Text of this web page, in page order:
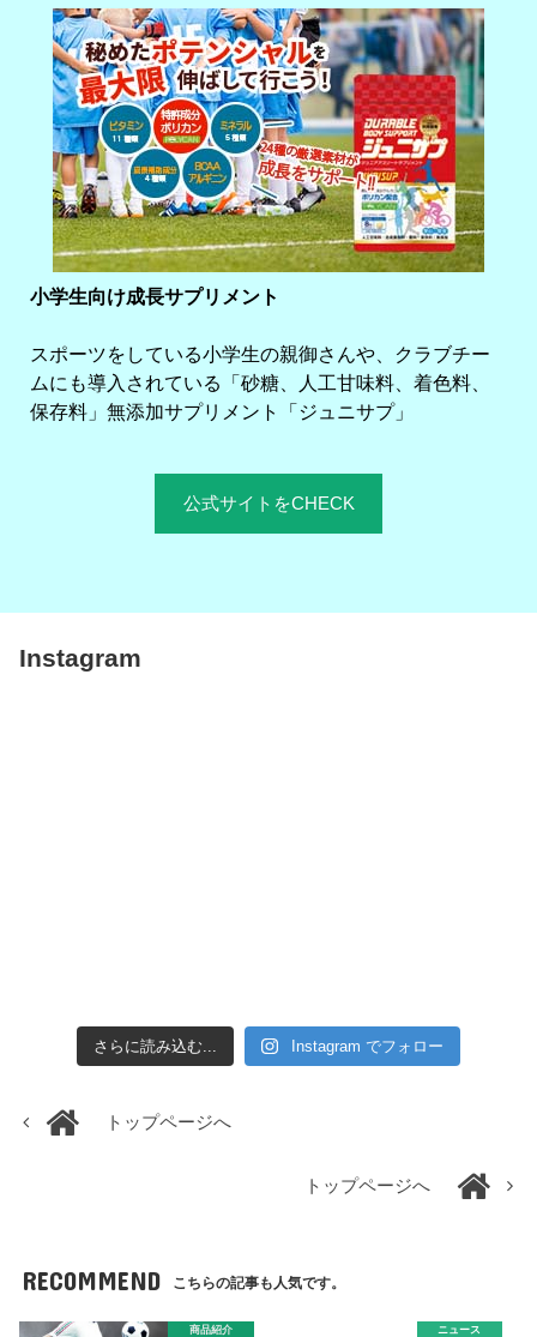
小学生向け成長サプリメント
スポーツをしている小学生の親御さんや、クラブチー
ムにも導入されている「砂糖、人工甘味料、着色料、
保存料」無添加サプリメント「ジュニサプ」
公式サイトをCHECK
Instagram
さらに読み込む... Instagram でフォロー
トップページへ
トップページへ
RECOMMEND こちらの記事も人気です。
商品紹介 ニュース